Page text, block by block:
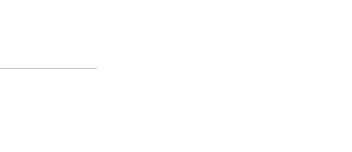
1 chiều rỗng: DCH-1240, DCH-2050, DCH-